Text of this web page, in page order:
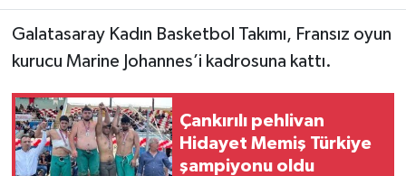
Galatasaray Kadın Basketbol Takımı, Fransız oyun
kurucu Marine Johannes’i kadrosuna kattı.
Çankırılı pehlivan
Hidayet Memiş Türkiye
şampiyonu oldu
MAGAZİN
BİLİM&TEKNOLOJİ
BÖLGE